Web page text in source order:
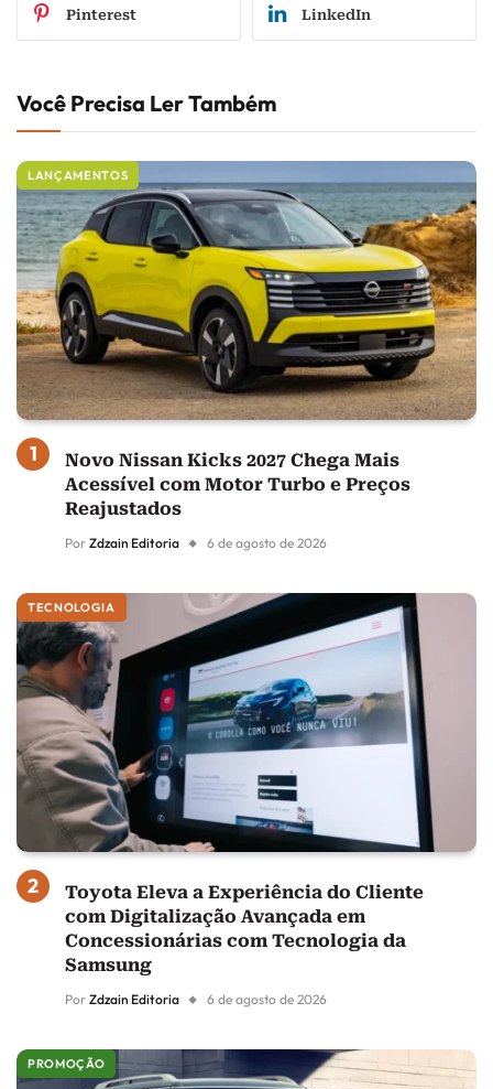
Pinterest LinkedIn
Você Precisa Ler Também
LANÇAMENTOS
Novo Nissan Kicks 2027 Chega Mais
Acessível com Motor Turbo e Preços
Reajustados
Por Zdzain Editoria 6 de agosto de 2026
TECNOLOGIA
Toyota Eleva a Experiência do Cliente
com Digitalização Avançada em
Concessionárias com Tecnologia da
Samsung
Por Zdzain Editoria 6 de agosto de 2026
PROMOÇÃO